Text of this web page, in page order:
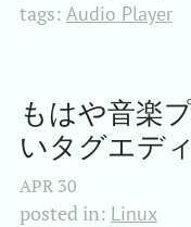
tags: Audio Player
もはや音楽
いタグエデ
APR 30
posted in: Linux